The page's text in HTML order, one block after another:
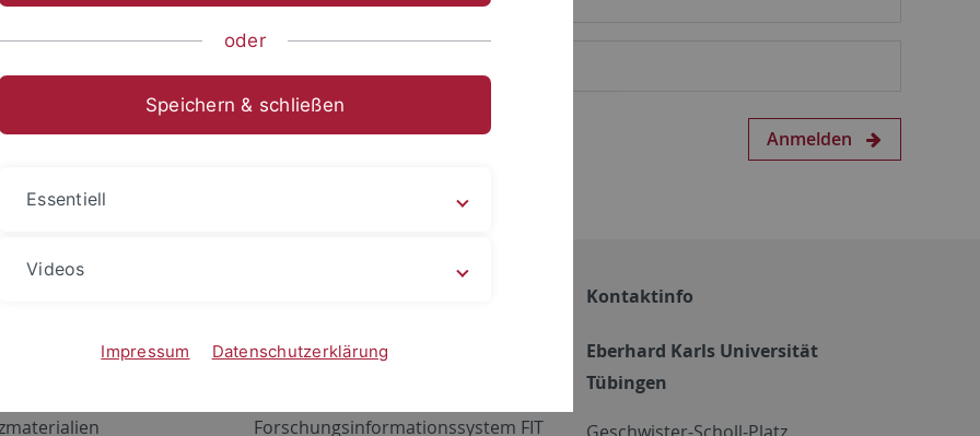
Anmelden
Netzwerk
ALMA
Forschungsinformationssystem FIT
Kontaktinfo
Eberhard Karls Universität
Tübingen
oder
Speichern & schließen
Essentiell
Videos
Impressum Datenschutzerklärung